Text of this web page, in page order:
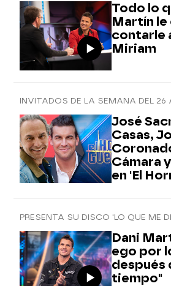
Todo lo
Martín le
contarle
Miriam
José
Casas,
Cámara
en 'El
PRESENTA SU DISCO 'LO QUE ME
Dani
ego por
después
tiempo"